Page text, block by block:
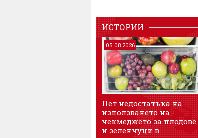
ИСТОРИИ
05.08.2026
Пет недостатъка на
използването на
чекмеджето за плодове
и зеленчуци в